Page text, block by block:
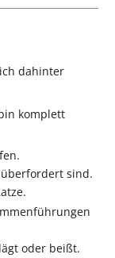
dahinter
komplett
sind.
oder beißt.